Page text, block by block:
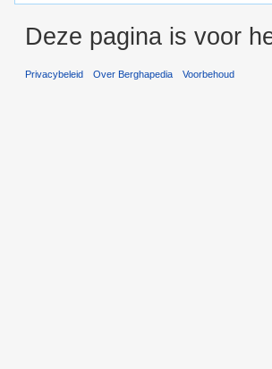
Deze pagina is voor
Privacybeleid Over Berghapedia Voorbehoud